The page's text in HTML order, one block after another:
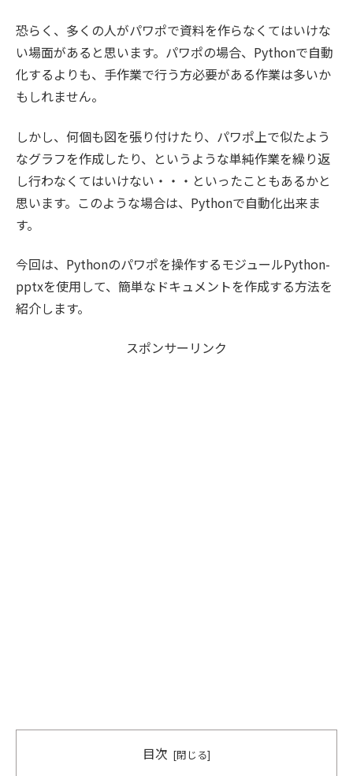
恐らく、多くの人がパワポで資料を作らなくてはいけな
い場面があると思います。パワポの場合、Pythonで自動
化するよりも、手作業で行う方必要がある作業は多いか
もしれません。
しかし、何個も図を張り付けたり、パワポ上で似たよう
なグラフを作成したり、というような単純作業を繰り返
し行わなくてはいけない・・・といったこともあるかと
思います。このような場合は、Pythonで自動化出来ま
す。
今回は、Pythonのパワポを操作するモジュールPython-
pptxを使用して、簡単なドキュメントを作成する方法を
紹介します。
スポンサーリンク
目次